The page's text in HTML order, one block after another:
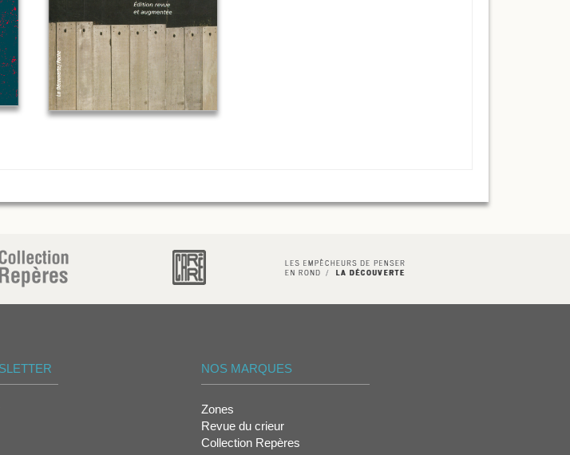
NOS MARQUES
Zones
Revue du crieur
Collection Repères